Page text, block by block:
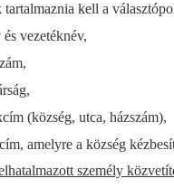
kell a
vezetéknév,
(község, utca, házszám),
amelyre a község
személy